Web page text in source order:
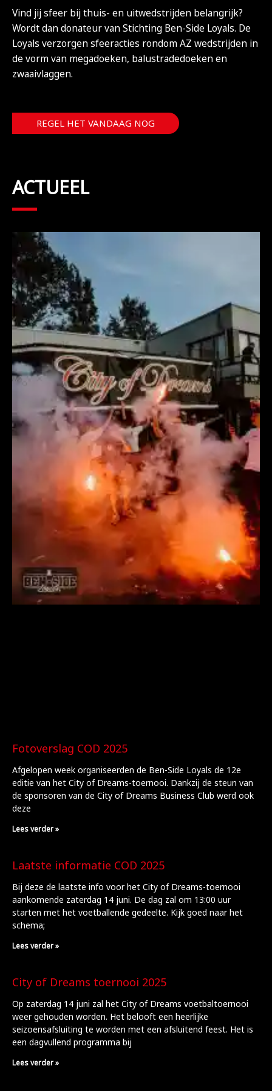
Vind jij sfeer bij thuis- en uitwedstrijden belangrijk?
Wordt dan donateur van Stichting Ben-Side Loyals. De
Loyals verzorgen sfeeracties rondom AZ wedstrijden in
de vorm van megadoeken, balustradedoeken en
zwaaivlaggen.
REGEL HET VANDAAG NOG
ACTUEEL
Fotoverslag COD 2025
Afgelopen week organiseerden de Ben-Side Loyals de 12e
editie van het City of Dreams-toernooi. Dankzij de steun van
de sponsoren van de City of Dreams Business Club werd ook
deze
Lees verder »
Laatste informatie COD 2025
Bij deze de laatste info voor het City of Dreams-toernooi
aankomende zaterdag 14 juni. De dag zal om 13:00 uur
starten met het voetballende gedeelte. Kijk goed naar het
schema;
Lees verder »
City of Dreams toernooi 2025
Op zaterdag 14 juni zal het City of Dreams voetbaltoernooi
weer gehouden worden. Het belooft een heerlijke
seizoensafsluiting te worden met een afsluitend feest. Het is
een dagvullend programma bij
Lees verder »